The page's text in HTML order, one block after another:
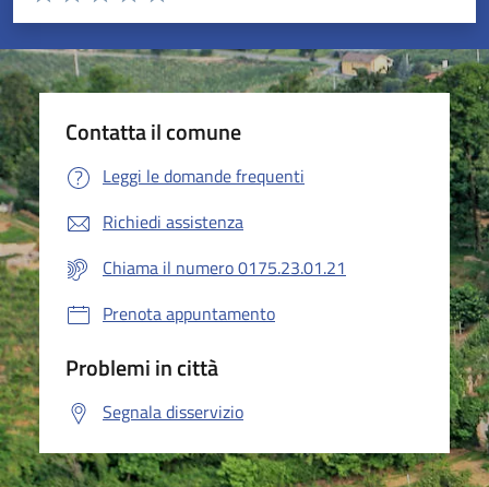
Valuta 5 stelle su 5
Valuta 4 stelle su 5
Valuta 3 stelle su 5
Valuta 2 stelle su 5
Valuta 1 stelle su 5
Contatta il comune
Leggi le domande frequenti
Richiedi assistenza
Chiama il numero 0175.23.01.21
Prenota appuntamento
Problemi in città
Segnala disservizio